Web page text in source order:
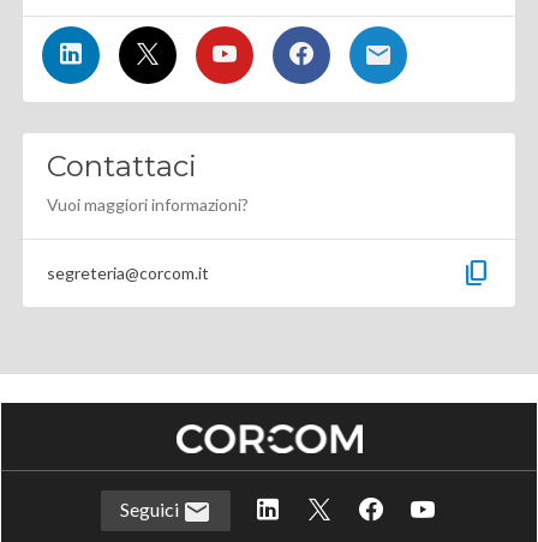
Contattaci
Vuoi maggiori informazioni?
segreteria@corcom.it content_copy
Seguici